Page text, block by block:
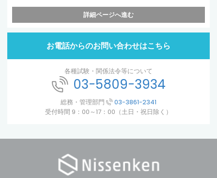
詳細ページへ進む
お電話からのお問い合わせはこちら
各種試験・関係法令等について
03-5809-3934
総務・管理部門
03-3861-2341
受付時間 9：00～17：00（土日・祝日除く）